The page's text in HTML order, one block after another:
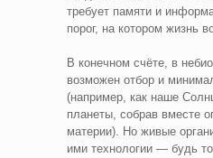
требует памяти и
порог, на котором жизнь
В конечном счёте, в
возможен отбор и
(например, как наше
планеты, собрав вместе
материи). Но живые
ими технологии — будь